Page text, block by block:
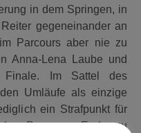
in dem Springen, in
gegeneinander an
Parcours aber nie zu
Anna-Lena Laube und
Im Sattel des
Umläufe als einzige
ein Strafpunkt für
das Paar am Ende zu